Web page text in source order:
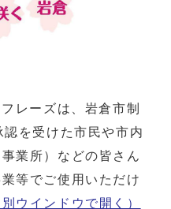
レーズは、岩倉市制
を受けた市民や市内
業所）などの皆さん
等でご使用いただけ
別ウインドウで開く）